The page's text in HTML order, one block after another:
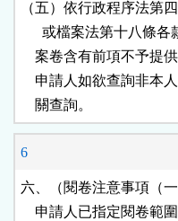
（五）依行政程序法第
或檔案法第十八條
案卷含有前項不予
申請人如欲查詢非
    關查詢。
6
六、（閱卷注意事項（一
申請人已指定閱卷